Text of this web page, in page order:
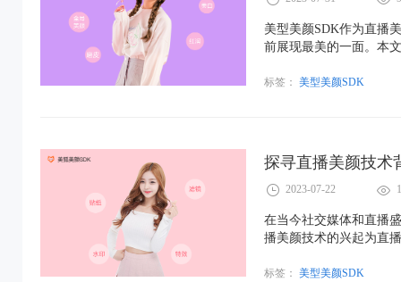
美型美颜SDK作为直播
前展现最美的一面。本
标签： 美型美颜SDK
探寻直播美颜技术
2023-07-22
在当今社交媒体和直播
播美颜技术的兴起为直
有如同明星般的完美面
标签： 美型美颜SDK